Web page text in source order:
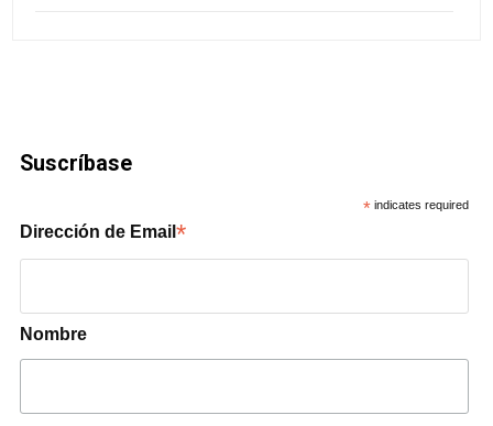
Suscríbase
* indicates required
Dirección de Email*
Nombre